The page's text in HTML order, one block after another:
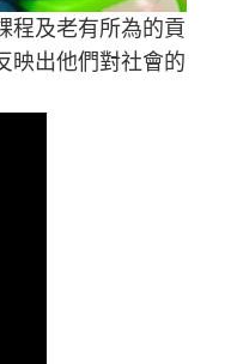
程及老有所為的貢
映出他們對社會的